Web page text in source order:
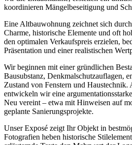
koordinieren Mängelbeseitigung und
Eine Altbauwohnung zeichnet sich
Charme, historische Elemente und oft
den optimalen Verkaufspreis erzielen,
Präsentation und einer realistischen
Wir beginnen mit einer gründlichen
Bausubstanz, Denkmalschutzauflagen,
Zustand von Fenstern und Haustechnik.
entwickeln wir eine
Neu vereint – etwa mit Hinweisen auf
geplante Sanierungsprojekte.
Unser Exposé zeigt Ihr Objekt in
Fotografien heben historische